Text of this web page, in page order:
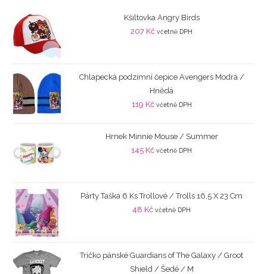
Kšiltovka Angry Birds
207 Kč včetně DPH
Chlapecká podzimní čepice Avengers Modrá /
Hnědá
119 Kč včetně DPH
Hrnek Minnie Mouse / Summer
145 Kč včetně DPH
Párty Taška 6 Ks Trollové / Trolls 16,5 X 23 Cm
48 Kč včetně DPH
Tričko pánské Guardians of The Galaxy / Groot
Shield / Šedé / M